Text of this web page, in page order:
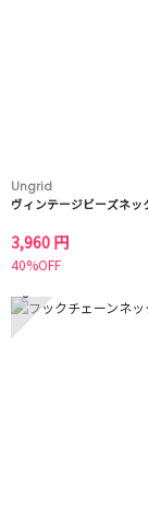
Ungrid
ヴィンテージビーズネッ
3,960 円
40%OFF
3